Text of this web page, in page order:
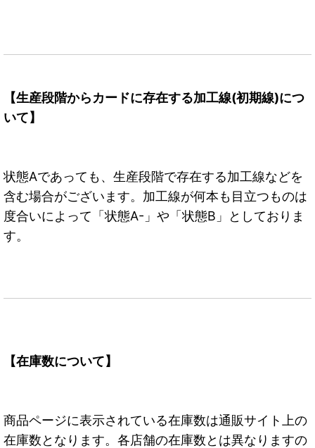
【生産段階からカードに存在する加工線(初期線)につ
いて】
状態Aであっても、生産段階で存在する加工線などを
含む場合がございます。加工線が何本も目立つものは
度合いによって「状態A-」や「状態B」としておりま
す。
【在庫数について】
商品ページに表示されている在庫数は通販サイト上の
在庫数となります。各店舗の在庫数とは異なりますの